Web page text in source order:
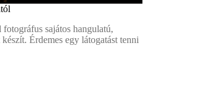
sajátos hangulatú,
Érdemes egy látogatást tenni